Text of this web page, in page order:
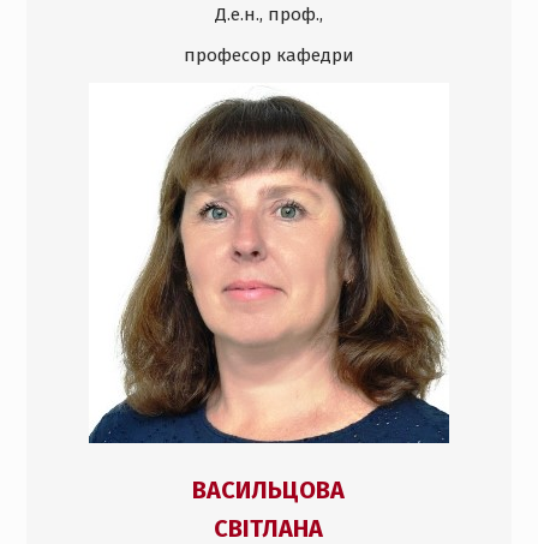
Д.е.н., проф.,
професор кафедри
ВАСИЛЬЦОВА
СВІТЛАНА